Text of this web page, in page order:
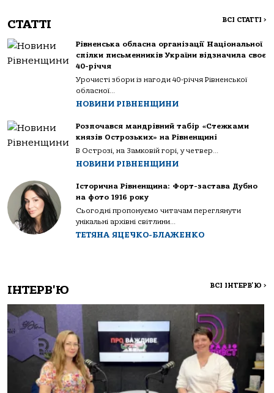
СТАТТІ ВСІ СТАТТІ >
Рівненська обласна організації Національної
спілки письменників України відзначила своє
40-річчя
Урочисті збори із нагоди 40-річчя Рівненської
обласної...
НОВИНИ РІВНЕНЩИНИ
Розпочався мандрівний табір «Стежками
князів Острозьких» на Рівненщині
В Острозі, на Замковій горі, у четвер...
НОВИНИ РІВНЕНЩИНИ
Історична Рівненщина: Форт-застава Дубно
на фото 1916 року
Сьогодні пропонуємо читачам переглянути
унікальні архівні світлини...
ТЕТЯНА ЯЦЕЧКО-БЛАЖЕНКО
ІНТЕРВ'Ю ВСІ ІНТЕРВ'Ю >